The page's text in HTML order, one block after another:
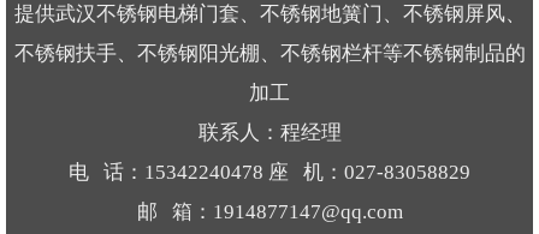
提供武汉不锈钢电梯门套、不锈钢地簧门、不锈钢屏风、
不锈钢扶手、不锈钢阳光棚、不锈钢栏杆等不锈钢制品的
加工
联系人：程经理
电 话：15342240478 座 机：027-83058829
邮 箱：1914877147@qq.com